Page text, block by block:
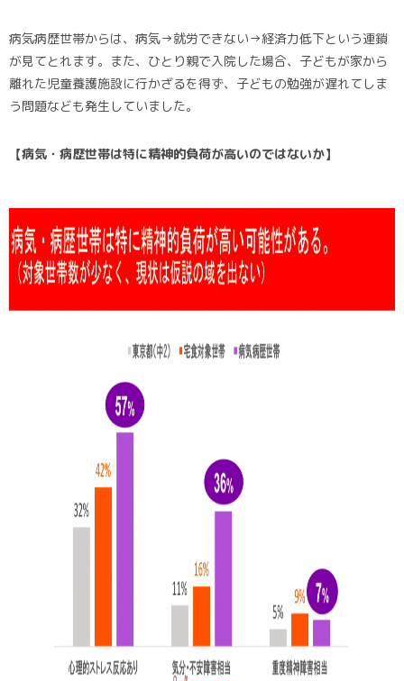
病気病歴世帯からは、病気→就労できない→経済力低下という連鎖
が見てとれます。また、ひとり親で入院した場合、子どもが家から
離れた児童養護施設に行かざるを得ず、子どもの勉強が遅れてしま
う問題なども発生していました。
【病気・病歴世帯は特に精神的負荷が高いのではないか】